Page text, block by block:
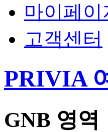
마이페이
고객센터
PRIVIA
GNB 영역